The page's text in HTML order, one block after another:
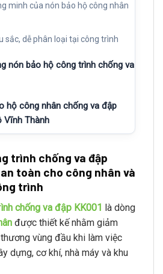
minh của nón bảo hộ công nhân
sắc, dễ phân loại tại công trình
nón bảo hộ công trình chống va
hộ công nhân chống va đập
Vĩnh Thành
trình chống va đập
an toàn cho công nhân và
trình
chống va đập KK001 là dòng
được thiết kế nhằm giảm
vùng đầu khi làm việc
dựng, cơ khí, nhà máy và khu